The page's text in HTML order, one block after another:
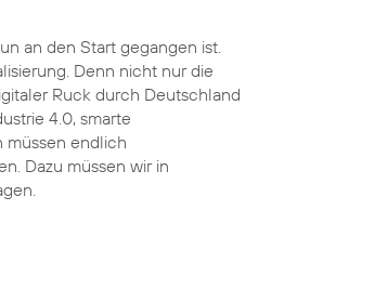
an den Start gegangen ist.
Denn nicht nur die
Ruck durch Deutschland
4.0, smarte
müssen endlich
Dazu müssen wir in